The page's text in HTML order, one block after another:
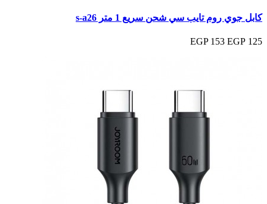
كابل جوي روم تايب سي شحن سريع 1 متر s-a26
125 EGP
153 EGP